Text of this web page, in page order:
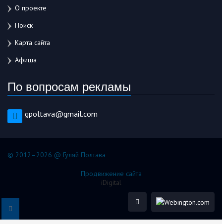
О проекте
Поиск
Карта сайта
Афиша
По вопросам рекламы
gpoltava@gmail.com
© 2012–2026 @ Гуляй Полтава
Продвижение сайта
iDigital